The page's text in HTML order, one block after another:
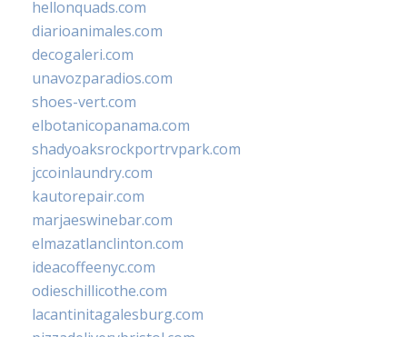
hellonquads.com
diarioanimales.com
decogaleri.com
unavozparadios.com
shoes-vert.com
elbotanicopanama.com
shadyoaksrockportrvpark.com
jccoinlaundry.com
kautorepair.com
marjaeswinebar.com
elmazatlanclinton.com
ideacoffeenyc.com
odieschillicothe.com
lacantinitagalesburg.com